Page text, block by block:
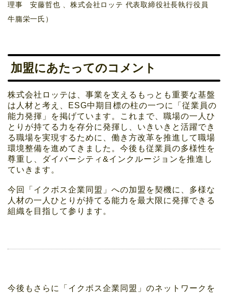
理事 安藤哲也 、株式会社ロッテ 代表取締役社長執行役員
牛膓栄一氏）
加盟にあたってのコメント
株式会社ロッテは、事業を支えるもっとも重要な基盤
は人材と考え、ESG中期目標の柱の一つに「従業員の
能力発揮」を掲げています。これまで、職場の一人ひ
とりが持てる力を存分に発揮し、いきいきと活躍でき
る職場を実現するために、働き方改革を推進して職場
環境整備を進めてきました。今後も従業員の多様性を
尊重し、ダイバーシティ&インクルージョンを推進し
ていきます。
今回「イクボス企業同盟」への加盟を契機に、多様な
人材の一人ひとりが持てる能力を最大限に発揮できる
組織を目指して参ります。
今後もさらに「イクボス企業同盟」のネットワークを